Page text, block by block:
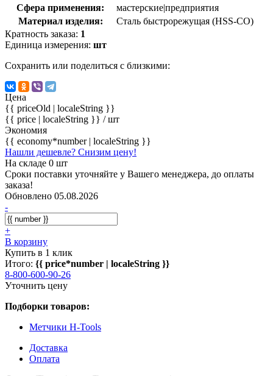
Сфера применения:
мастерские|предприятия
Материал изделия:
Сталь быстрорежущая (HSS-CO)
Кратность заказа: 1
Единица измерения: шт
Сохранить или поделиться с близкими:
Цена
{{ priceOld | localeString }}
{{ price | localeString }} / шт
Экономия
{{ economy*number | localeString }}
Нашли дешевле? Снизим цену!
На складе 0 шт
Сроки поставки уточняйте у Вашего менеджера, до оплаты
заказа!
Обновлено 05.08.2026
-
+
В корзину
Купить в 1 клик
Итого: {{ price*number | localeString }}
8-800-600-90-26
Уточнить цену
Подборки товаров:
Метчики H-Tools
Доставка
Оплата